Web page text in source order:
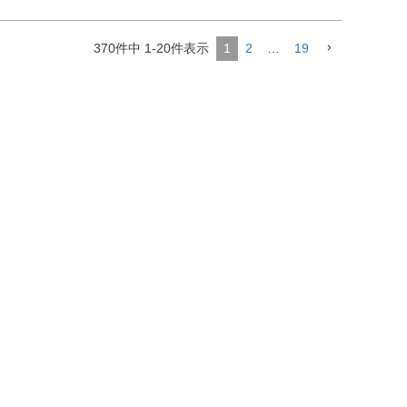
370件中 1-20件表示 1 2 19